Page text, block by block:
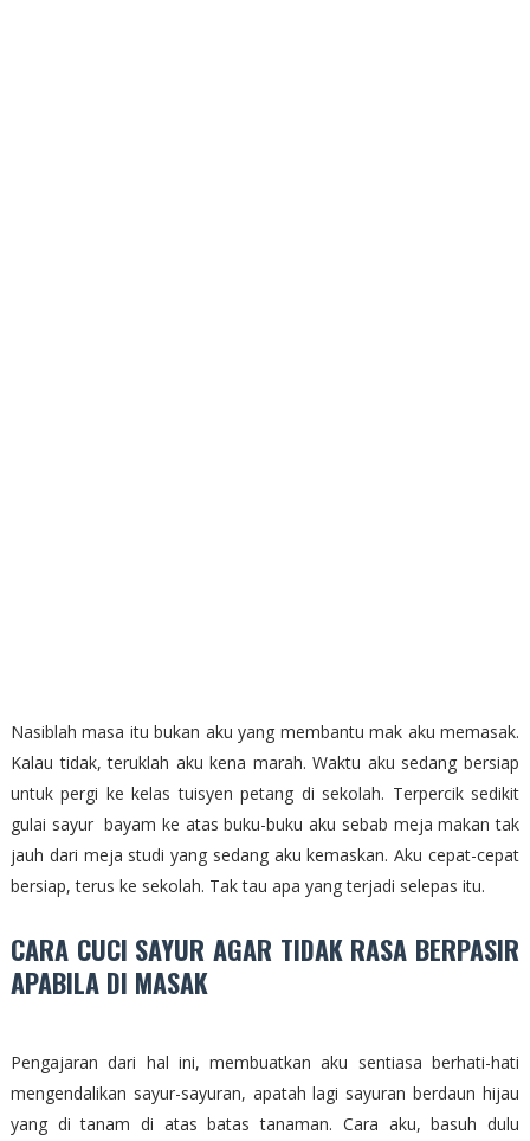
Nasiblah masa itu bukan aku yang membantu mak aku memasak.
Kalau tidak, teruklah aku kena marah. Waktu aku sedang bersiap
untuk pergi ke kelas tuisyen petang di sekolah. Terpercik sedikit
gulai sayur bayam ke atas buku-buku aku sebab meja makan tak
jauh dari meja studi yang sedang aku kemaskan. Aku cepat-cepat
bersiap, terus ke sekolah. Tak tau apa yang terjadi selepas itu.
CARA CUCI SAYUR AGAR TIDAK RASA BERPASIR
APABILA DI MASAK
Pengajaran dari hal ini, membuatkan aku sentiasa berhati-hati
mengendalikan sayur-sayuran, apatah lagi sayuran berdaun hijau
yang di tanam di atas batas tanaman. Cara aku, basuh dulu